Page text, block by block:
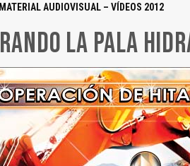
MATERIAL AUDIOVISUAL – VÍDEOS 2012
LA PALA